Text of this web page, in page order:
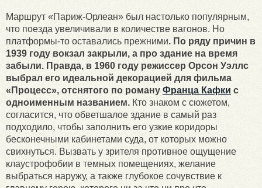
Маршрут «Париж-Орлеан» был настолько популярным,
что поезда увеличивали в количестве вагонов. Но
платформы-то оставались прежними. По ряду причин в
1939 году вокзал закрыли, а про здание на время
забыли. Правда, в 1960 году режиссер Орсон Уэллс
выбрал его идеальной декорацией для фильма
«Процесс», отснятого по роману Франца Кафки с
одноименным названием. Кто знаком с сюжетом,
согласится, что обветшалое здание в самый раз
подходило, чтобы заполнить его узкие коридоры
бесконечными кабинетами суда, от которых можно
свихнуться. Вызвать у зрителя противное ощущение
клаустрофобии в темных помещениях, желание
выбраться наружу, а также глубокое сочувствие к